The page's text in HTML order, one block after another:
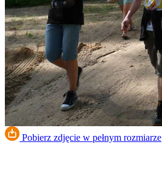
Pobierz zdjęcie w pełnym rozmiarze